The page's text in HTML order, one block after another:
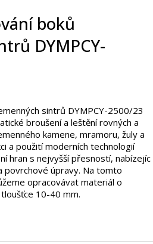
boků
DYMPCY-
sintrů DYMPCY-2500/23
broušení a leštění rovných a
kamene, mramoru, žuly a
a použití moderních technologií
hran s nejvyšší přesností, nabízejíc
povrchové úpravy. Na tomto
opracovávat materiál o
10-40 mm.